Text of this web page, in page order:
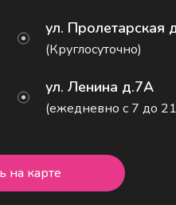
ул. Пролетарская
(Круглосуточно)
ул. Ленина д.7А
(ежедневно с 7 до
на карте